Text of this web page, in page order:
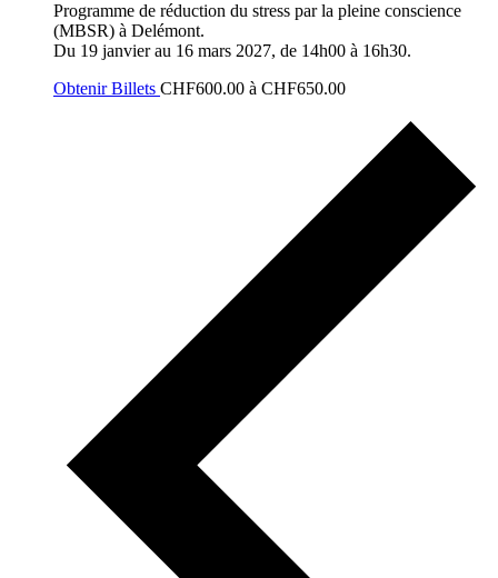
Programme de réduction du stress par la pleine conscience
(MBSR) à Delémont.
Du 19 janvier au 16 mars 2027, de 14h00 à 16h30.
Obtenir Billets CHF600.00 à CHF650.00